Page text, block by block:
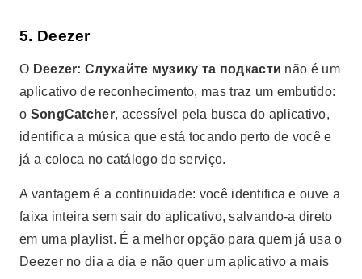
5. Deezer
О Deezer: Слухайте музику та подкасти não é um
aplicativo de reconhecimento, mas traz um embutido:
o SongCatcher, acessível pela busca do aplicativo,
identifica a música que está tocando perto de você e
já a coloca no catálogo do serviço.
A vantagem é a continuidade: você identifica e ouve a
faixa inteira sem sair do aplicativo, salvando-a direto
em uma playlist. É a melhor opção para quem já usa o
Deezer no dia a dia e não quer um aplicativo a mais